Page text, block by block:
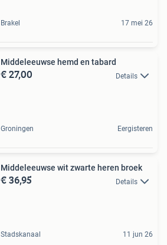
Brakel 17 mei 26
Middeleeuwse hemd en tabard
€ 27,00 Details
Groningen Eergisteren
Middeleeuwse wit zwarte heren broek
€ 36,95 Details
Stadskanaal 11 jun 26